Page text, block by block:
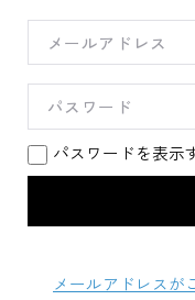
パスワードを表示
メールアドレスが